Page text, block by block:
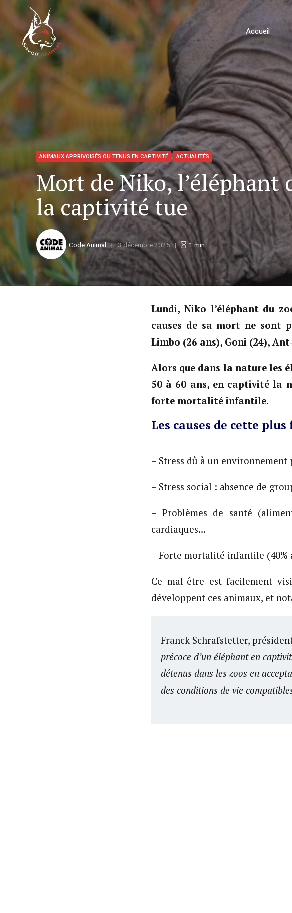
Accueil
ANIMAUX APPRIVOISÉS OU TENUS EN CAPTIVITÉ ACTUALITÉS
Mort de Niko, l’éléphant
la captivité tue
Code Animal 3 décembre 2025 1min
Lundi, Niko l’éléphant du
causes de sa mort ne sont
Limbo (26 ans), Goni (24),
Alors que dans la nature les
50 à 60 ans, en captivité la
forte mortalité infantile.
Les causes de cette
– Stress dû à un
– Stress social : absence de
– Problèmes de santé
cardiaques…
– Forte mortalité infantile (40%
Ce mal-être est facilement
développent ces animaux, et
Franck Schrafstetter,
précoce d’un éléphant en
détenus dans les zoos en
des conditions de vie